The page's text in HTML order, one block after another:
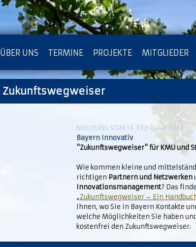
ÜBER UNS TERMINE PROJEKTE MITGLIEDER
IMPRESSUM [KOPIE] DATENSCHUTZ
Zukunftswegweiser
MELDUNG VOM 14. FEBRUAR 2022
Bayern Innovativ
"Zukunftswegweiser" für KMU und
Wie kommen kleine und
richtigen Partnern und Netzwerken
Innovationsmanagement? Das
„Zukunftswegweiser – Ein
Ihnen, wo Sie in Bayern Kontakte
welche Möglichkeiten Sie haben
kostenfrei den Zukunftswegweiser.